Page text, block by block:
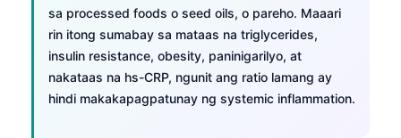
sa processed foods o seed oils, o pareho. Maaari
rin itong sumabay sa mataas na triglycerides,
insulin resistance, obesity, paninigarilyo, at
nakataas na hs-CRP, ngunit ang ratio lamang ay
hindi makakapagpatunay ng systemic inflammation.